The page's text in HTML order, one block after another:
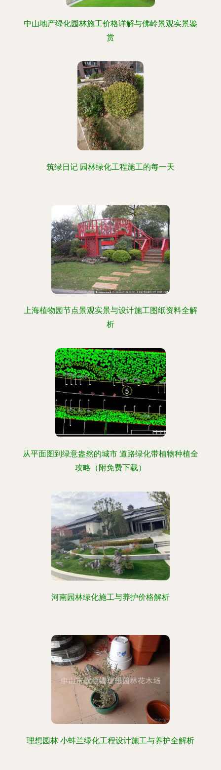
中山地产绿化园林施工价格详解与佛岭景观实景鉴
赏
筑绿日记 园林绿化工程施工的每一天
上海植物园节点景观实景与设计施工图纸资料全解
析
从平面图到绿意盎然的城市 道路绿化带植物种植全
攻略（附免费下载）
河南园林绿化施工与养护价格解析
理想园林 小蚌兰绿化工程设计施工与养护全解析